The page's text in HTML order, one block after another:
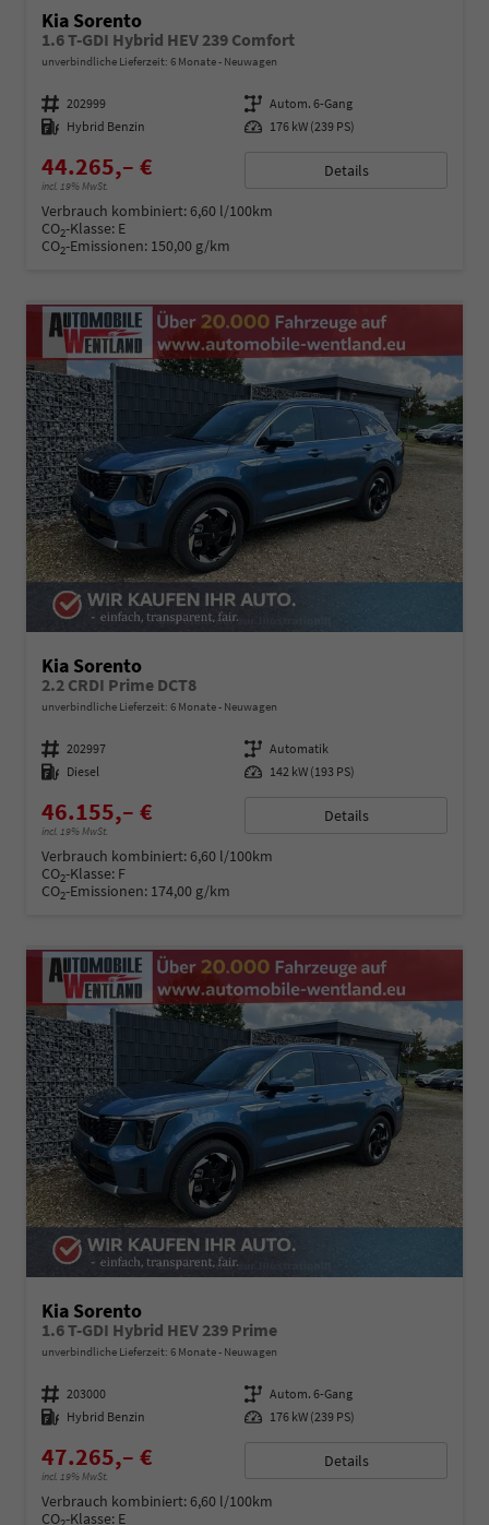
Kia Sorento
1.6 T-GDI Hybrid HEV 239 Comfort
unverbindliche Lieferzeit: 6 Monate Neuwagen
Fahrzeugnummer 202999 Getriebe Autom. 6-Gang
Kraftstoff Hybrid Benzin Leistung 176 kW (239 PS)
44.265,– €
incl. 19% MwSt.
Details
Verbrauch kombiniert:6,60 l/100km
CO2-Klasse: E
CO2-Emissionen: 150,00 g/km
Kia Sorento
2.2 CRDI Prime DCT8
unverbindliche Lieferzeit: 6 Monate Neuwagen
Fahrzeugnummer 202997 Getriebe Automatik
Kraftstoff Diesel Leistung 142 kW (193 PS)
46.155,– €
incl. 19% MwSt.
Details
Verbrauch kombiniert:6,60 l/100km
CO2-Klasse: F
CO2-Emissionen: 174,00 g/km
Kia Sorento
1.6 T-GDI Hybrid HEV 239 Prime
unverbindliche Lieferzeit: 6 Monate Neuwagen
Fahrzeugnummer 203000 Getriebe Autom. 6-Gang
Kraftstoff Hybrid Benzin Leistung 176 kW (239 PS)
47.265,– €
incl. 19% MwSt.
Details
Verbrauch kombiniert:6,60 l/100km
CO -Klasse: E